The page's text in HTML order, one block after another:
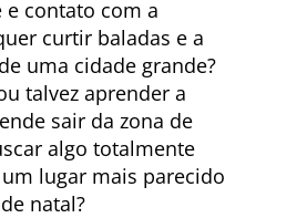
contato com a
curtir baladas e a
uma cidade grande?
talvez aprender a
sair da zona de
algo totalmente
lugar mais parecido
natal?